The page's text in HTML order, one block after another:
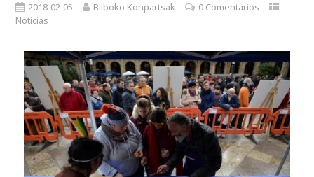
2018-02-05 Bilboko Konpartsak
0 Comentarios
Noticias